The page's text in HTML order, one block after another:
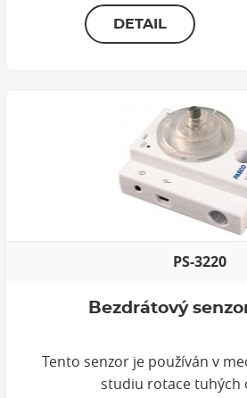
DETAIL
PS-3220
Bezdrátový
Tento senzor je používán v
studiu rotace tuhých